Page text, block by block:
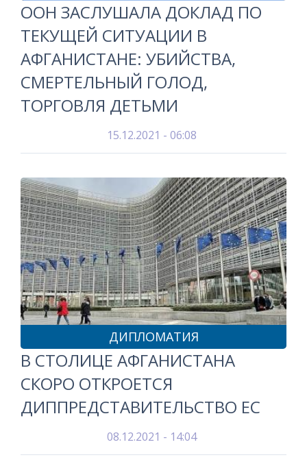
ООН ЗАСЛУШАЛА ДОКЛАД ПО
ТЕКУЩЕЙ СИТУАЦИИ В
АФГАНИСТАНЕ: УБИЙСТВА,
СМЕРТЕЛЬНЫЙ ГОЛОД,
ТОРГОВЛЯ ДЕТЬМИ
15.12.2021 - 06:08
ДИПЛОМАТИЯ
В СТОЛИЦЕ АФГАНИСТАНА
СКОРО ОТКРОЕТСЯ
ДИППРЕДСТАВИТЕЛЬСТВО ЕС
08.12.2021 - 14:04